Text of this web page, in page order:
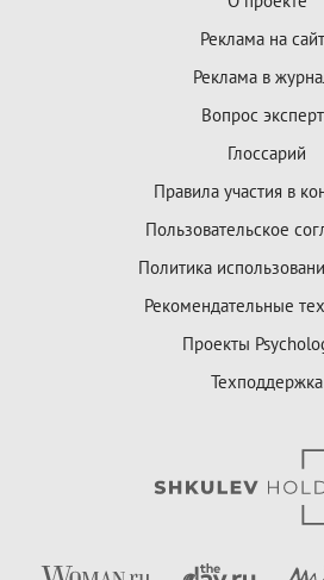
Реклама на
Реклама в
Вопрос
Глоссарий
Правила участия в
Пользовательское
Политика
Рекомендательные
Проекты
Техподдержка